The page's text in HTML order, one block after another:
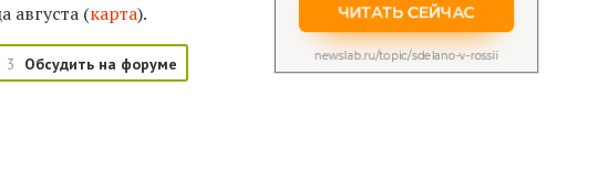
августа (карта).
3 Обсудить на форуме